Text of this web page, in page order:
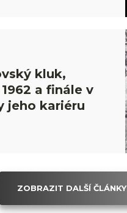
kluk,
a finále v
jeho kariéru
ZOBRAZIT DALŠÍ ČLÁNKY